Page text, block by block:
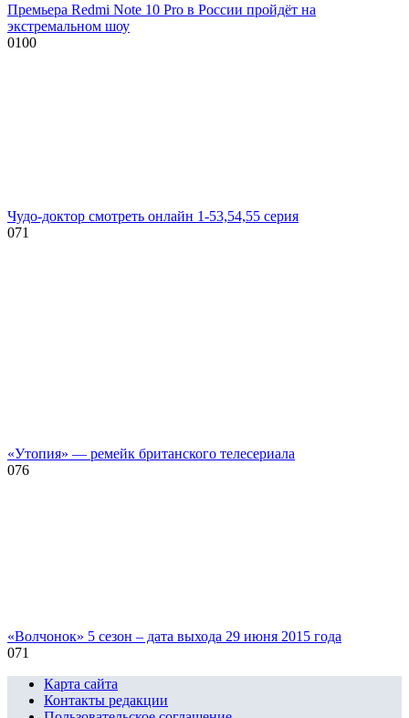
Премьера Redmi Note 10 Pro в России пройдёт на
экстремальном шоу
0100
Чудо-доктор смотреть онлайн 1-53,54,55 серия
071
«Утопия» — ремейк британского телесериала
076
«Волчонок» 5 сезон – дата выхода 29 июня 2015 года
071
Карта сайта
Контакты редакции